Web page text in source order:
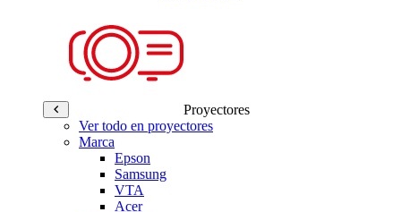
Proyectores
Ver todo en proyectores
Marca
Epson
Samsung
VTA
Acer